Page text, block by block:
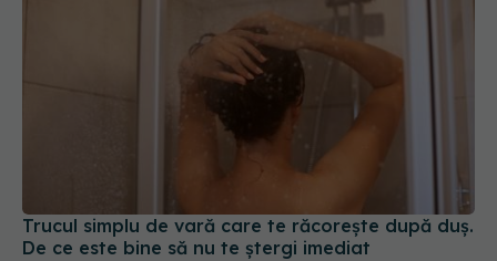
Trucul simplu de vară care te răcorește după duș.
De ce este bine să nu te ștergi imediat